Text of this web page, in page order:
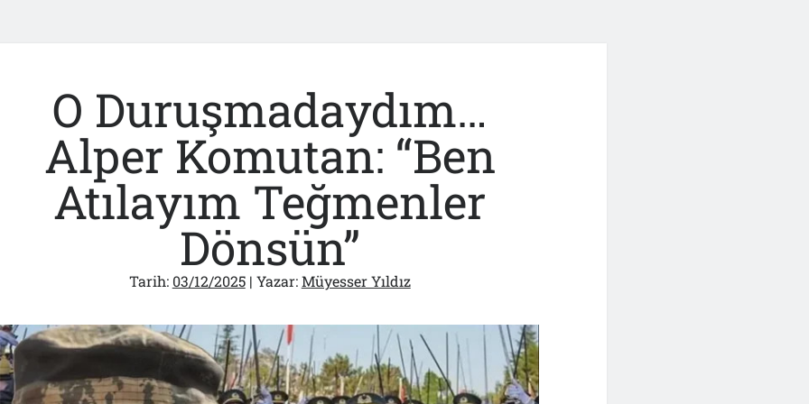
O Duruşmadaydım…
Alper Komutan: “Ben
Atılayım Teğmenler
Dönsün”
Tarih: 03/12/2025| Yazar:Müyesser Yıldız